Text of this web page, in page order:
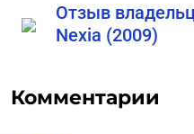
Отзыв
Nexia (2009)
Комментарии